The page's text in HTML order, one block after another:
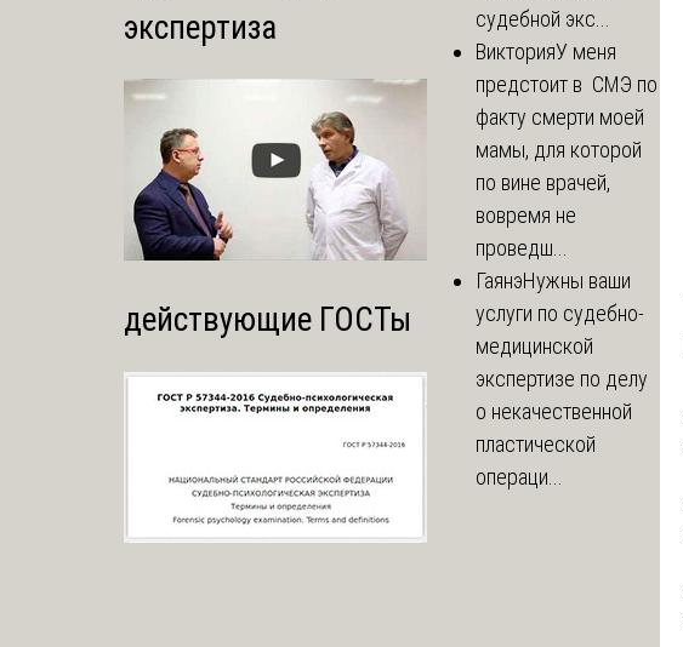
экспертиза
действующие ГОСТы
судебной экс...
ВикторияУ меня
предстоит в СМЭ по
факту смерти моей
мамы, для которой
по вине врачей,
вовремя не
проведш...
ГаянэНужны ваши
услуги по судебно-
медицинской
экспертизе по делу
о некачественной
пластической
операци...